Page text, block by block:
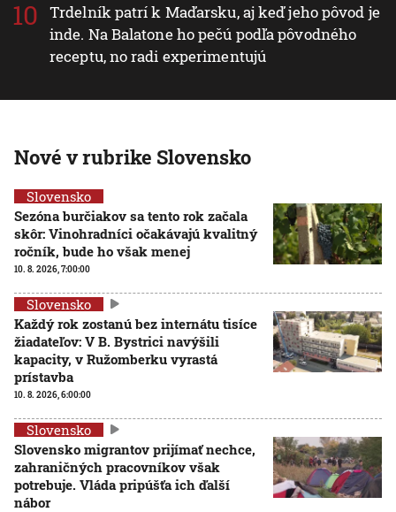
Trdelník patrí k Maďarsku, aj keď jeho pôvod je
inde. Na Balatone ho pečú podľa pôvodného
receptu, no radi experimentujú
Nové v rubrike Slovensko
Slovensko
Sezóna burčiakov sa tento rok začala
skôr: Vinohradníci očakávajú kvalitný
ročník, bude ho však menej
10. 8. 2026, 7:00:00
Slovensko
Každý rok zostanú bez internátu tisíce
žiadateľov: V B. Bystrici navýšili
kapacity, v Ružomberku vyrastá
prístavba
10. 8. 2026, 6:00:00
Slovensko
Slovensko migrantov prijímať nechce,
zahraničných pracovníkov však
potrebuje. Vláda pripúšťa ich ďalší
nábor